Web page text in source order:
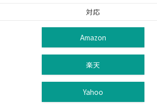
対応
Amazon
楽天
Yahoo